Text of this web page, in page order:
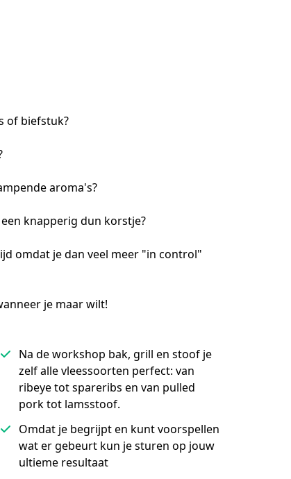
of biefstuk?
aroma's?
knapperig dun korstje?
omdat je dan veel meer "in control"
je maar wilt!
Na de workshop bak, grill en stoof je
zelf alle vleessoorten perfect: van
ribeye tot spareribs en van pulled
pork tot lamsstoof.
Omdat je begrijpt en kunt voorspellen
wat er gebeurt kun je sturen op jouw
ultieme resultaat